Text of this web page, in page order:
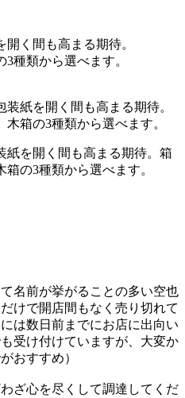
紙を開く間も高まる期待。箱
の3種類から選べます。
名前が挙がることの多い空也
けで開店間もなく売り切れて
は数日前までにお店に出向い
受け付けていますが、大変か
おすすめ）
ざ心を尽くして調達してくだ